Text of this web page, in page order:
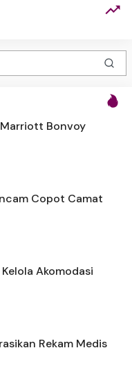
Bonvoy
Copot Camat
Akomodasi
Rekam Medis